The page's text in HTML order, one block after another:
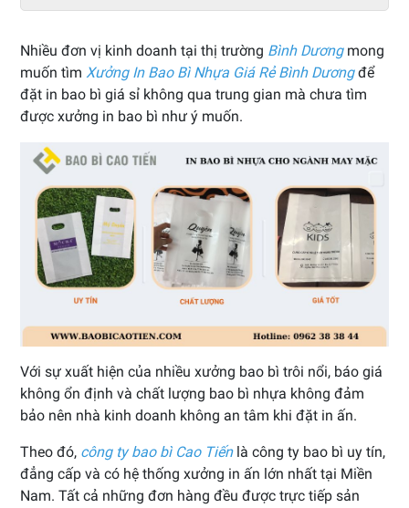
Nhiều đơn vị kinh doanh tại thị trường Bình Dươngmong
muốn tìmXưởng In Bao Bì Nhựa Giá Rẻ Bình Dươngđể
đặt in bao bì giá sỉ không qua trung gian mà chưa tìm
được xưởng in bao bì như ý muốn.
Với sự xuất hiện của nhiều xưởng bao bì trôi nổi, báo giá
không ổn định và chất lượng bao bì nhựa không đảm
bảo nên nhà kinh doanh không an tâm khi đặt in ấn.
Theo đó, công ty bao bì Cao Tiếnlà công ty bao bì uy tín,
đẳng cấp và có hệ thống xưởng in ấn lớn nhất tại Miền
Nam. Tất cả những đơn hàng đều được trực tiếp sản